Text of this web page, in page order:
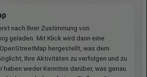
nach Ihrer Zustimmung von
geladen. Mit Klick wird dann eine
hergestellt, was dem
Ihre Aktivitäten zu verfolgen und zu
haben weder Kenntnis darüber, was genau